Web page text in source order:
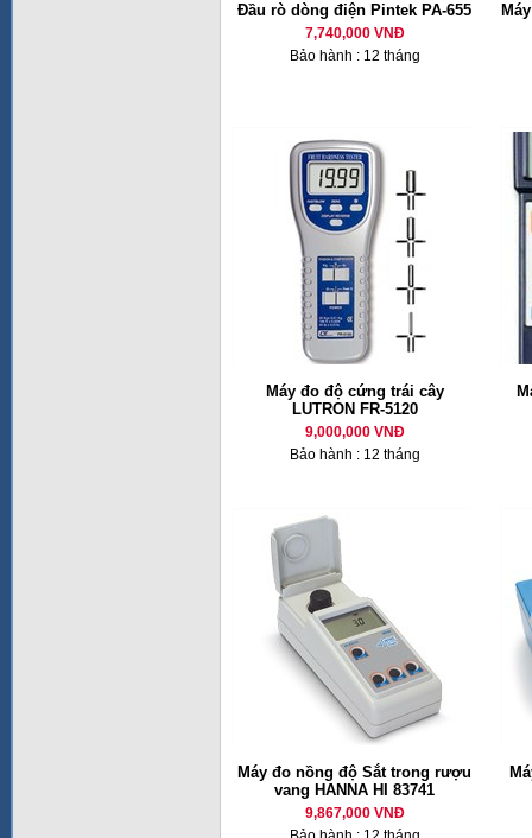
Đầu rò dòng điện Pintek PA-655
7,740,000 VNĐ
Bảo hành : 12 tháng
Máy đo độ cứng trái cây
LUTRON FR-5120
9,000,000 VNĐ
Bảo hành : 12 tháng
Máy đo nồng độ Sắt trong rượu
vang HANNA HI 83741
9,867,000 VNĐ